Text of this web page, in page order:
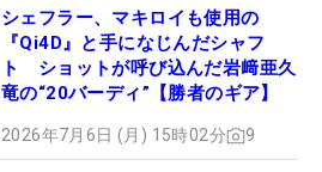
シェフラー、マキロイも使用の
『Qi4D』と手になじんだシャフ
ト ショットが呼び込んだ岩﨑亜久
竜の“20バーディ”【勝者のギア】
2026年7月6日 (月) 15時02分 9